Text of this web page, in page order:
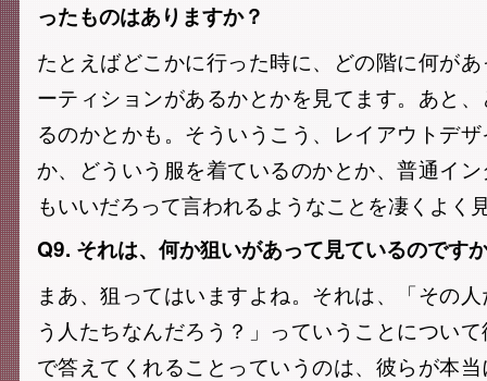
ったものはありますか？
たとえばどこかに行った時に、どの階に何が
ーティションがあるかとかを見てます。あと
るのかとかも。そういうこう、レイアウトデ
か、どういう服を着ているのかとか、普通イ
もいいだろって言われるようなことを凄くよく
Q9. それは、何か狙いがあって見ているのです
まあ、狙ってはいますよね。それは、「その
う人たちなんだろう？」っていうことについ
で答えてくれることっていうのは、彼らが本